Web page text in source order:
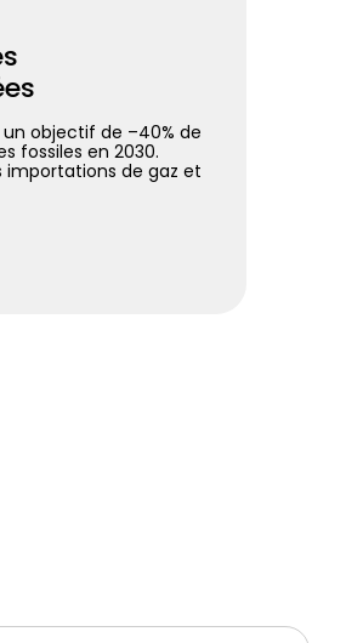
un objectif de –40% de
fossiles en 2030.
importations de gaz et